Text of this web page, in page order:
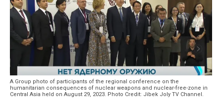
A Group photo of participants of the regional conference on the
humanitarian consequences of nuclear weapons and nuclear-free-zone in
Central Asia held on August 29, 2023. Photo Credit: Jibek Joly TV Channel.